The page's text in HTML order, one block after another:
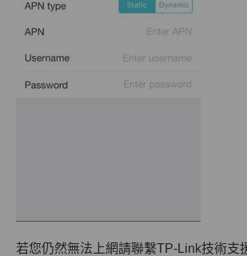
若您仍然無法上網請聯繫TP-Link技術支